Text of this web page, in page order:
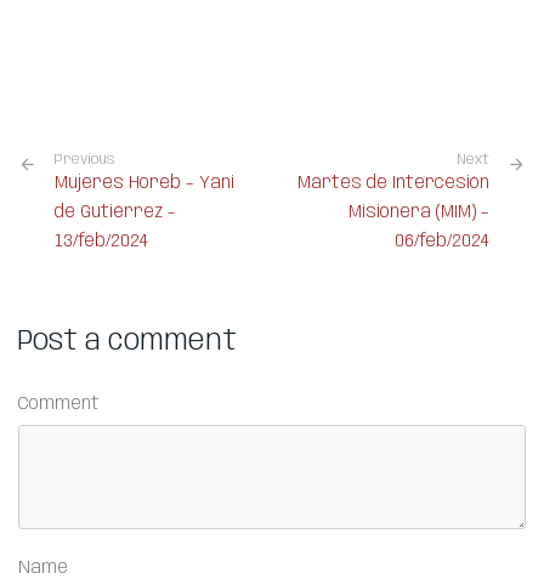
Previous
Mujeres Horeb – Yani
de Gutiérrez –
13/feb/2024
Next
Martes de Intercesión
Misionera (MIM) –
06/feb/2024
Post a comment
Comment
Name